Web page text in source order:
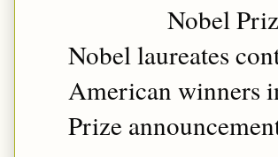
Nobel
Nobel laureates
American winners
Prize